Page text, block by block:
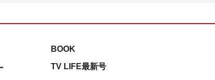
BOOK
TV LIFE最新号